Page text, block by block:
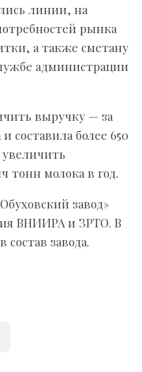
линии, на
рынка
а также сметану
администрации
выручку — за
составила более 650
тонн молока в год.
завод»
ВНИИРА и ЗРТО. В
завода.